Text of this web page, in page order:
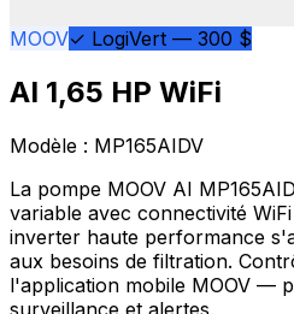
MOOV✓ LogiVert — 300 $
AI 1,65 HP WiFi
Modèle : MP165AIDV
La pompe MOOV AI
variable avec connectivité
inverter haute performance
aux besoins de filtration.
l'application mobile MOOV —
surveillance et alertes.